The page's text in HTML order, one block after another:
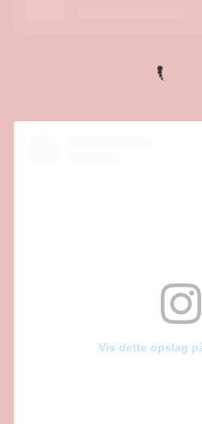
Vis dette opslag